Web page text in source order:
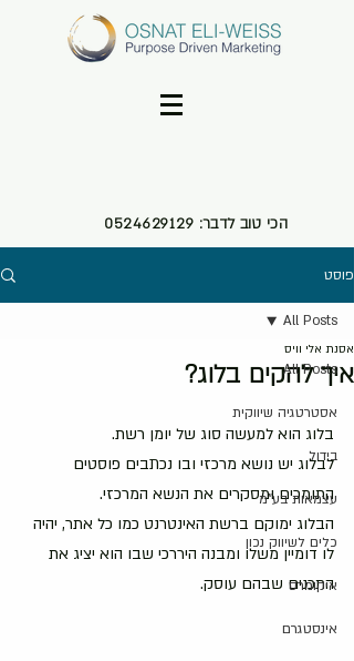
הכי טוב לדבר: 0524629129
פוסט
All Posts
אסטרטגיה שיווקית
בידול
עצמאות בע"מ
כלים לשיווק נכון
איקומרס
אינסטגרם
All Posts
איך להקים בלוג?
אסנת אלי וויס
בלוג הוא למעשה סוג של יומן רשת.
לבלוג יש נושא מרכזי ובו נכתבים פוסטים
התומכים ומסקרים את הנשא המרכזי.
הבלוג ימוקם ברשת האינטרנט כמו כל אתר, יהיה
לו דומיין משלו ומבנה היררכי שבו הוא יציג את
התכנים שבהם עוסק.